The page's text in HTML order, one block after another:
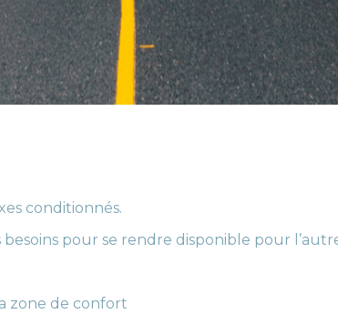
conditionnés.
pour se rendre disponible pour
zone de confort